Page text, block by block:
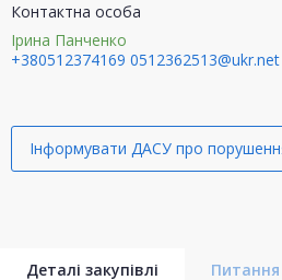
Контактна особа
Ірина Панченко
+380512374169 0512362513@ukr.net
Інформувати ДАСУ про
Деталі закупівлі